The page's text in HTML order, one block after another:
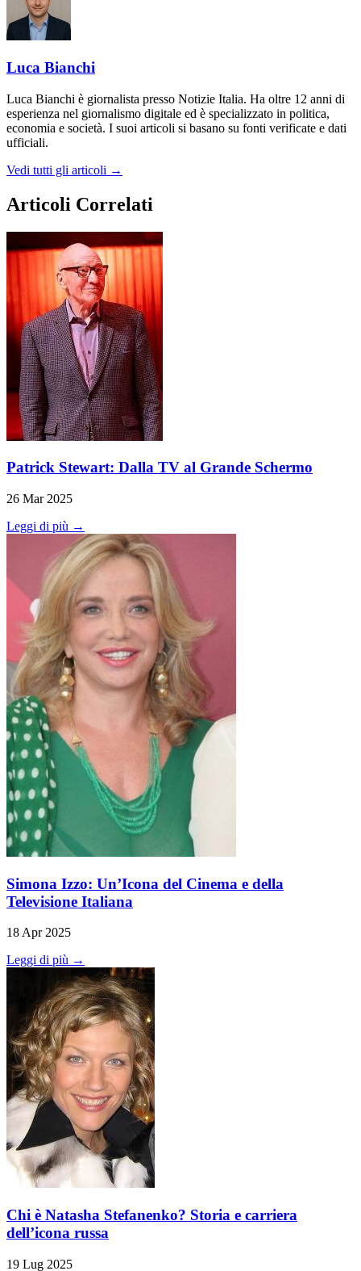
Luca Bianchi
Luca Bianchi è giornalista presso Notizie Italia. Ha oltre 12 anni di
esperienza nel giornalismo digitale ed è specializzato in politica,
economia e società. I suoi articoli si basano su fonti verificate e dati
ufficiali.
Vedi tutti gli articoli →
Articoli Correlati
Patrick Stewart: Dalla TV al Grande Schermo
26 Mar 2025
Leggi di più →
Simona Izzo: Un’Icona del Cinema e della
Televisione Italiana
18 Apr 2025
Leggi di più →
Chi è Natasha Stefanenko? Storia e carriera
dell’icona russa
19 Lug 2025